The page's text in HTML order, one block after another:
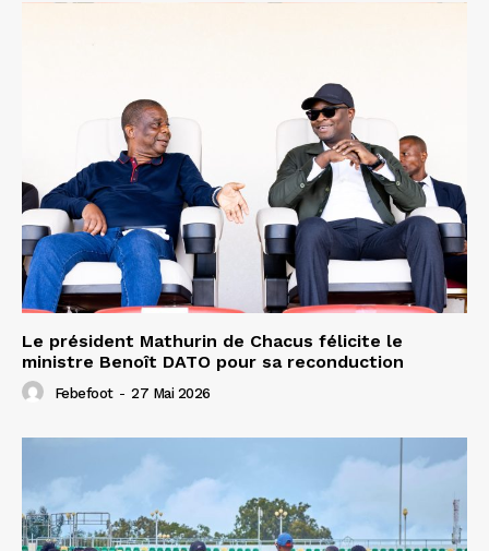
Le président Mathurin de Chacus félicite le
ministre Benoît DATO pour sa reconduction
Febefoot - 27 Mai 2026